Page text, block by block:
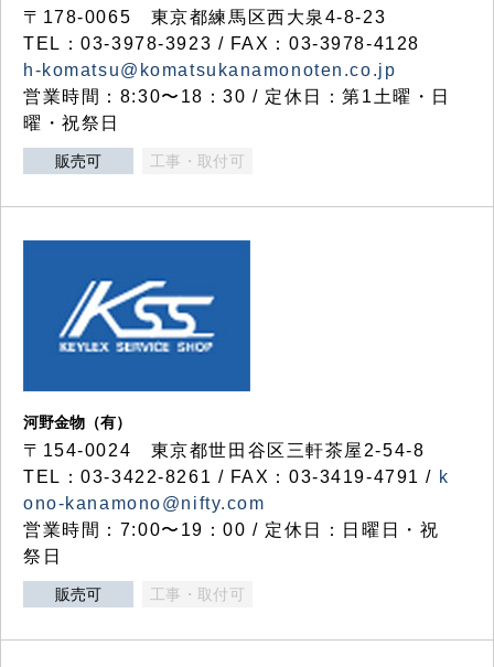
〒178-0065 東京都練馬区西大泉4-8-23
TEL：03-3978-3923 / FAX：03-3978-4128
h-komatsu@komatsukanamonoten.co.jp
営業時間：8:30〜18：30 / 定休日：第1土曜・日
曜・祝祭日
販売可 工事・取付可
河野金物（有）
〒154-0024 東京都世田谷区三軒茶屋2-54-8
TEL：03-3422-8261 / FAX：03-3419-4791 / k
ono-kanamono@nifty.com
営業時間：7:00〜19：00 / 定休日：日曜日・祝
祭日
販売可 工事・取付可